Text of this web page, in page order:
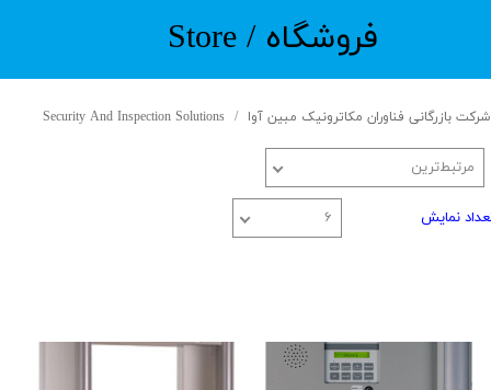
​​​فروشگاه / Store
شرکت بازرگانی فناوران مکاترونیک مبین آوا Security And Inspection Solutions
مرتبط‌ترین
نمایش ۶